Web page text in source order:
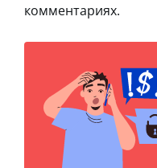
комментариях.